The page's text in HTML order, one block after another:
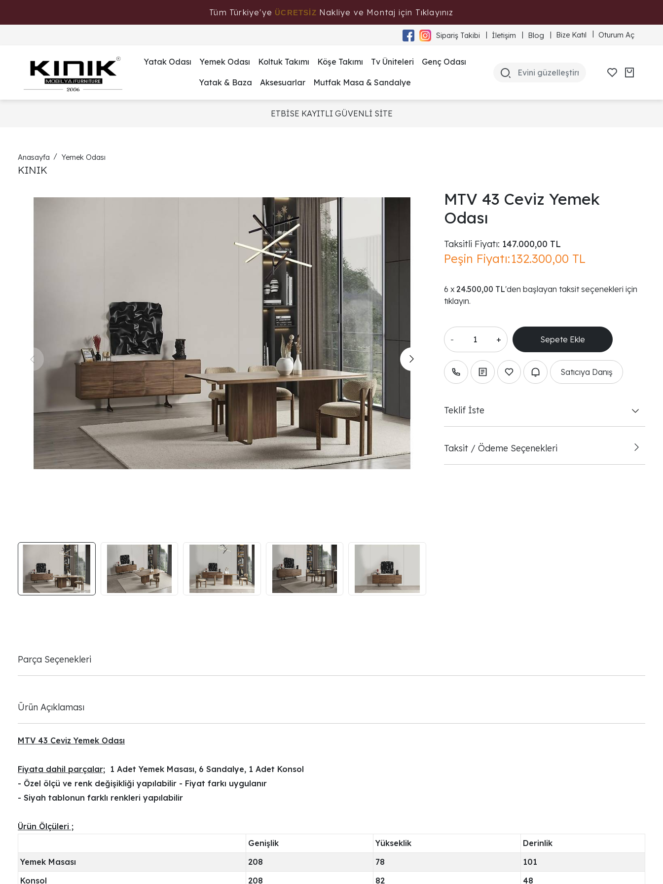
Tüm Türkiye'ye ÜCRETSİZ Nakliye ve Montaj için Tıklayınız
Sipariş Takibi İletişim Blog Bize Katıl Oturum Aç
Yatak Odası Yemek Odası Koltuk Takımı Köşe Takımı Tv Üniteleri Genç Odası
Yatak & Baza Aksesuarlar Mutfak Masa & Sandalye
ETBİSE KAYITLI GÜVENLİ SİTE
Anasayfa Yemek Odası
KINIK
MTV 43 Ceviz Yemek
Odası
Taksitli Fiyatı: 147.000,00 TL
Peşin Fiyatı:132.300,00 TL
24.500,00 TL'den başlayan taksit seçenekleri için
tıklayın.
- +
Satıcıya Danış
Teklif İste
Taksit / Ödeme Seçenekleri
Parça Seçenekleri
Ürün Açıklaması
MTV 43 Ceviz Yemek Odası
Fiyata dahil parçalar; 1 Adet Yemek Masası, 6 Sandalye, 1 Adet Konsol
- Özel ölçü ve renk değişikliği yapılabilir - Fiyat farkı uygulanır
- Siyah tablonun farklı renkleri yapılabilir
Ürün Ölçüleri ;
Genişlik
Yükseklik
Derinlik
Yemek Masası
208 78
101
Konsol
208 82 48